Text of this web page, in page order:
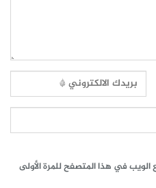
في هذا المتصفح للمرة الأولى